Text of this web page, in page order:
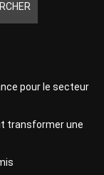
pour le secteur
transformer une